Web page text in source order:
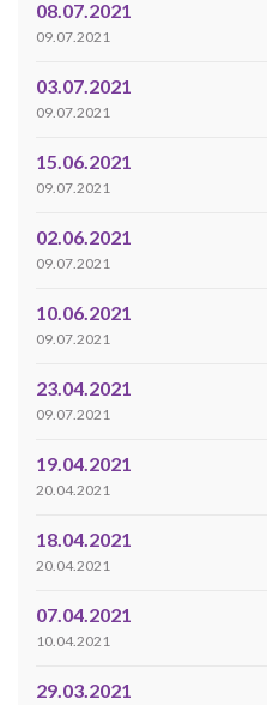
08.07.2021
09.07.2021
03.07.2021
09.07.2021
15.06.2021
09.07.2021
02.06.2021
09.07.2021
10.06.2021
09.07.2021
23.04.2021
09.07.2021
19.04.2021
20.04.2021
18.04.2021
20.04.2021
07.04.2021
10.04.2021
29.03.2021